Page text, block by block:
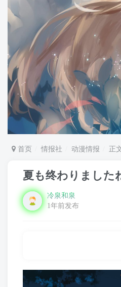
首页 情报社 动漫情报 正
夏も终わりまし
冷泉和泉
1年前发布